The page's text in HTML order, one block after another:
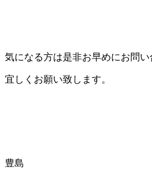
気になる方は是非お早めにお問い
宜しくお願い致します。
豊島